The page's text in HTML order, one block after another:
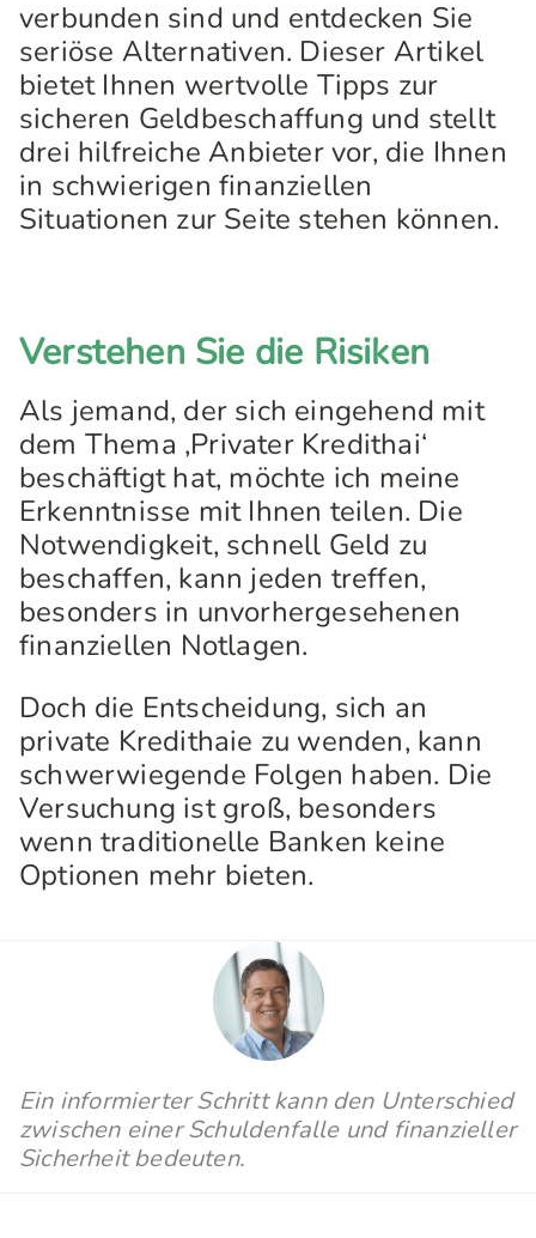
verbunden sind und entdecken Sie
seriöse Alternativen. Dieser Artikel
bietet Ihnen wertvolle Tipps zur
sicheren Geldbeschaffung und stellt
drei hilfreiche Anbieter vor, die Ihnen
in schwierigen finanziellen
Situationen zur Seite stehen können.
Verstehen Sie die Risiken
Als jemand, der sich eingehend mit
dem Thema ‚Privater Kredithai‘
beschäftigt hat, möchte ich meine
Erkenntnisse mit Ihnen teilen. Die
Notwendigkeit, schnell Geld zu
beschaffen, kann jeden treffen,
besonders in unvorhergesehenen
finanziellen Notlagen.
Doch die Entscheidung, sich an
private Kredithaie zu wenden, kann
schwerwiegende Folgen haben. Die
Versuchung ist groß, besonders
wenn traditionelle Banken keine
Optionen mehr bieten.
Ein informierter Schritt kann den Unterschied
zwischen einer Schuldenfalle und finanzieller
Sicherheit bedeuten.